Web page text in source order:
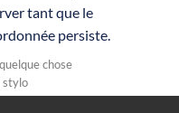
tant que le
persiste.